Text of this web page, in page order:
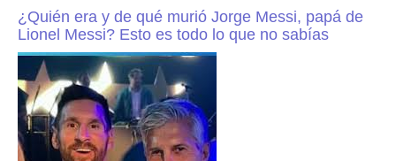
¿Quién era y de qué murió Jorge Messi, papá de
Lionel Messi? Esto es todo lo que no sabías